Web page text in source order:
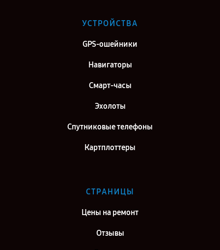
Ремонт GPS-ошейника Garmin Delta Sport XC в г. Москва
Ремонт GPS-ошейника Garmin Delta Sport XC в г. Санкт-Петербург
УСТРОЙСТВА
GPS-ошейники
Навигаторы
Смарт-часы
Эхолоты
Спутниковые телефоны
Картплоттеры
СТРАНИЦЫ
Цены на ремонт
Отзывы